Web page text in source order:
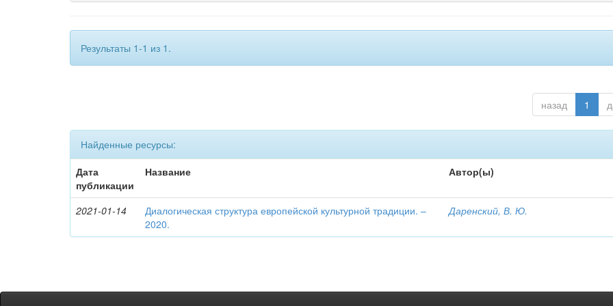
Результаты 1-1 из 1.
назад 1
Найденные ресурсы:
Дата
публикации
Название Автор(ы)
2021-01-14
Диалогическая структура европейской культурной традиции. –
2020.
Даренский, В. Ю.